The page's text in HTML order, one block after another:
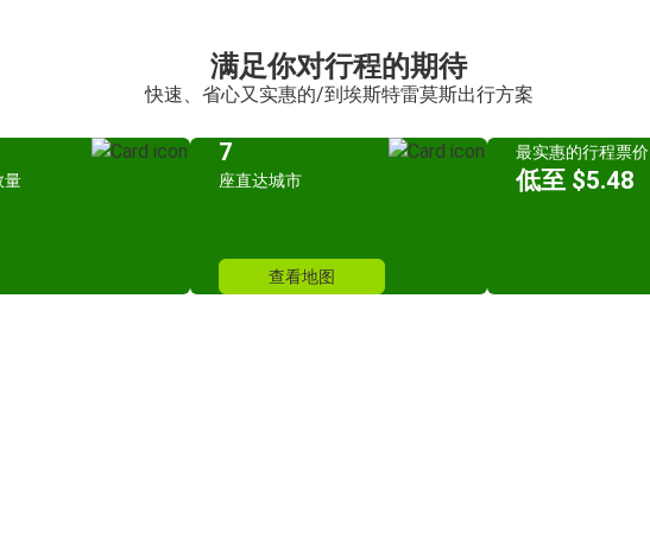
满足你对行程的期待
快速、省心又实惠的/到埃斯特雷莫斯出行方案
量
7
座直达城市
查看地图
最实惠的行程票价
低至 $5.48